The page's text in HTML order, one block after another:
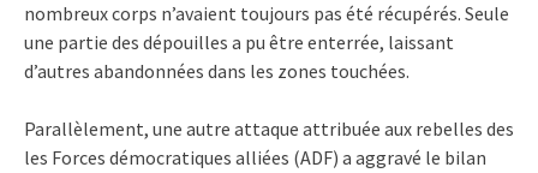
nombreux corps n’avaient toujours pas été récupérés. Seule
une partie des dépouilles a pu être enterrée, laissant
d’autres abandonnées dans les zones touchées.
Parallèlement, une autre attaque attribuée aux rebelles des
les Forces démocratiques alliées (ADF) a aggravé le bilan